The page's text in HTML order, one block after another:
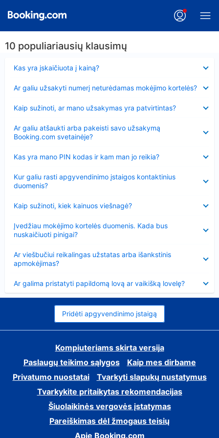
10 populiariausių klausimų
Kas yra įskaičiuota į kainą?
Ar galiu užsakyti numerį neturėdamas mokėjimo kortelės?
Kaip sužinoti, ar mano užsakymas yra patvirtintas?
Ar galiu atšaukti arba pakeisti savo užsakymą
Booking.com svetainėje?
Kas yra mano PIN kodas ir kam man jo reikia?
Kur galiu rasti apgyvendinimo įstaigos kontaktinius
duomenis?
Kaip sužinoti, kiek kainuos viešnagė?
Įvedžiau mokėjimo kortelės duomenis. Kada bus
nuskaičiuoti pinigai?
Ar viešbučiui reikalingas užstatas arba išankstinis
apmokėjimas?
Ar galima pristatyti papildomą lovą ar vaikišką lovelę?
Pridėti apgyvendinimo įstaigą
Kompiuteriams skirta versija
Paslaugų teikimo sąlygos
Kaip mes dirbame
Privatumo nuostatai
Tvarkyti slapukų nustatymus
Tvarkykite pritaikytas rekomendacijas
Šiuolaikinės vergovės įstatymas
Pareiškimas dėl žmogaus teisių
Apie Booking.com